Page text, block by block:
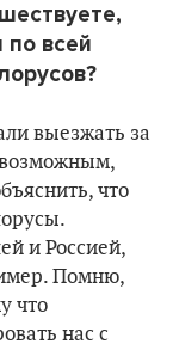
всей
выезжать за
возможным,
что
и Россией,
Помню,
что
нас с